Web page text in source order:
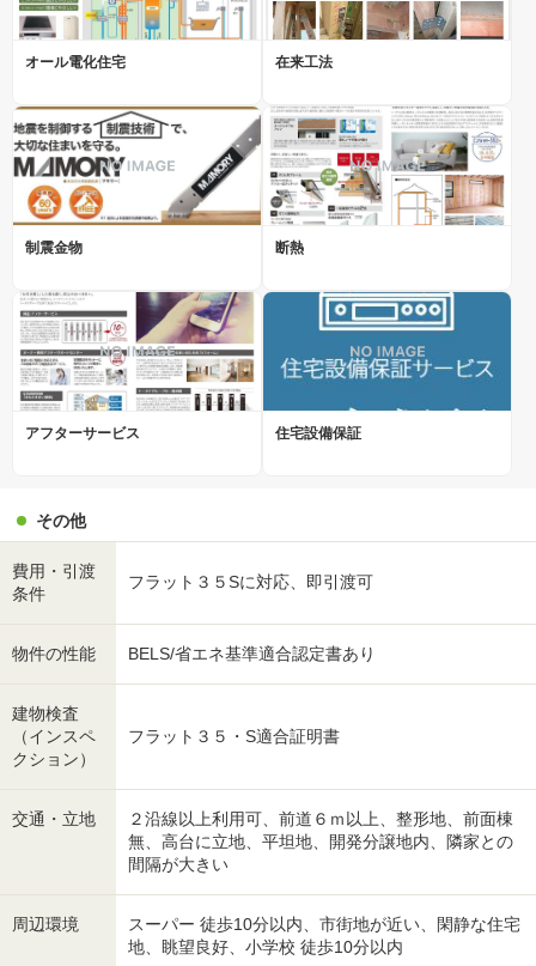
オール電化住宅 在来工法
制震金物 断熱
アフターサービス 住宅設備保証
その他
費用・引渡
条件
フラット３５Sに対応、即引渡可
物件の性能 BELS/省エネ基準適合認定書あり
建物検査
（インスペ
クション）
フラット３５・S適合証明書
交通・立地
２沿線以上利用可、前道６ｍ以上、整形地、前面棟
無、高台に立地、平坦地、開発分譲地内、隣家との
間隔が大きい
周辺環境
スーパー 徒歩10分以内、市街地が近い、閑静な住宅
地、眺望良好、小学校 徒歩10分以内